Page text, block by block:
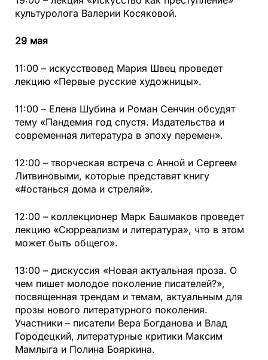
культуролога Валерии Косяковой.
29 мая
11:00 – искусствовед Мария Швец проведет
лекцию «Первые русские художницы».
11:00 – Елена Шубина и Роман Сенчин обсудят
тему «Пандемия год спустя. Издательства и
современная литература в эпоху перемен».
12:00 – творческая встреча с Анной и Сергеем
Литвиновыми, которые представят книгу
«#останься дома и стреляй».
12:00 – коллекционер Марк Башмаков проведет
лекцию «Сюрреализм и литература», что в этом
может быть общего».
13:00 – дискуссия «Новая актуальная проза. О
чем пишет молодое поколение писателей?»,
посвященная трендам и темам, актуальным для
прозы нового литературного поколения.
Участники – писатели Вера Богданова и Влад
Городецкий, литературные критики Максим
Мамлыга и Полина Бояркина.